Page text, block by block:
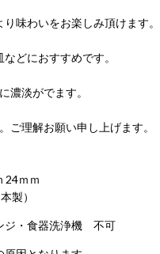
味わいをお楽しみ頂けます。
どにおすすめです。
濃淡がでます。
ご理解お願い申し上げます。
24ｍｍ
製）
ジ・食器洗浄機 不可